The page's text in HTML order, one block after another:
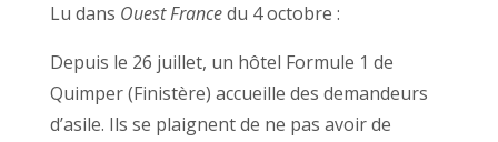
Lu dans Ouest Francedu 4 octobre :
Depuis le 26 juillet, un hôtel Formule 1 de
Quimper (Finistère) accueille des demandeurs
d’asile. Ils se plaignent de ne pas avoir de